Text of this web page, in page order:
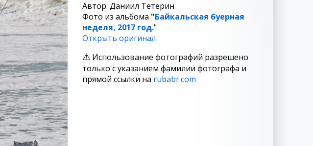
Автор: Даниил Тетерин
Фото из альбома "Байкальская буерная
неделя, 2017 год."
Открыть оригинал
Использование фотографий разрешено
только с указанием фамилии фотографа и
прямой ссылки на rubabr.com